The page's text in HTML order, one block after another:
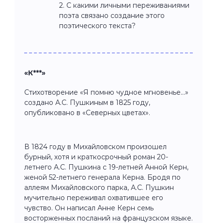
2. С какими личными переживаниями
поэта связано создание этого
поэтического текста?
«К***»
Стихотворение «Я помню чудное мгновенье…»
создано А.С. Пушкиным в 1825 году,
опубликовано в «Северных цветах».
В 1824 году в Михайловском произошел
бурный, хотя и краткосрочный роман 20-
летнего А.С. Пушкина с 19-летней Анной Керн,
женой 52-летнего генерала Керна. Бродя по
аллеям Михайловского парка, А.С. Пушкин
мучительно переживал охватившее его
чувство. Он написал Анне Керн семь
восторженных посланий на французском языке.